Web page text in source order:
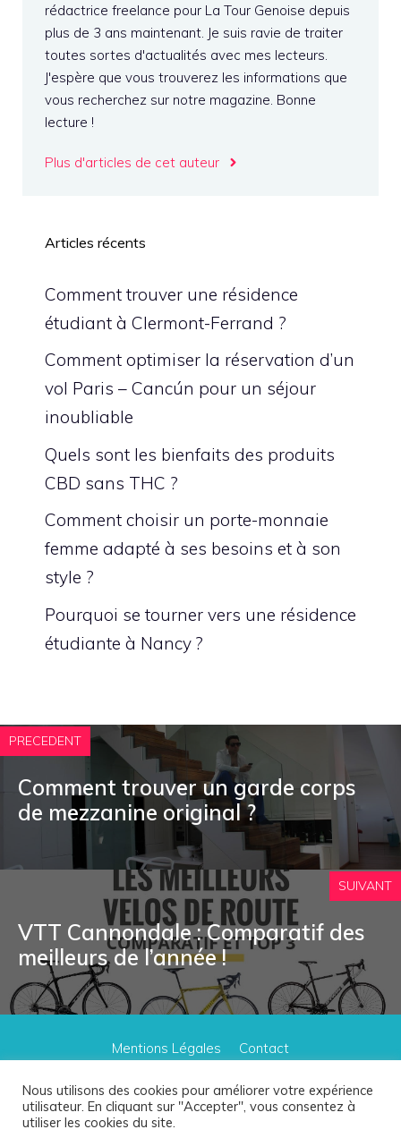
rédactrice freelance pour La Tour Genoise depuis
plus de 3 ans maintenant. Je suis ravie de traiter
toutes sortes d'actualités avec mes lecteurs.
J'espère que vous trouverez les informations que
vous recherchez sur notre magazine. Bonne
lecture !
Plus d'articles de cet auteur
Articles récents
Comment trouver une résidence
étudiant à Clermont-Ferrand ?
Comment optimiser la réservation d’un
vol Paris – Cancún pour un séjour
inoubliable
Quels sont les bienfaits des produits
CBD sans THC ?
Comment choisir un porte-monnaie
femme adapté à ses besoins et à son
style ?
Pourquoi se tourner vers une résidence
étudiante à Nancy ?
PRECEDENT
Comment trouver un garde corps
de mezzanine original ?
SUIVANT
VTT Cannondale : Comparatif des
meilleurs de l’année !
Mentions Légales Contact
© 2026 La Tour Genoise . Tous droits réservés.
Le site participe à plusieurs programmes d'affiliation, dont le Programme Partenaires
Nous utilisons des cookies pour améliorer votre expérience
utilisateur. En cliquant sur "Accepter", vous consentez à
utiliser les cookies du site.